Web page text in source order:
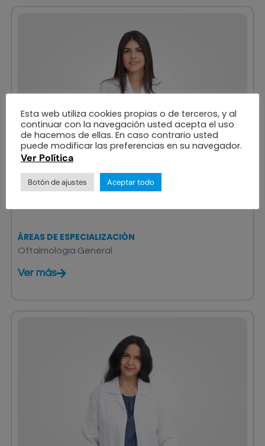
OFTALMÓLOGO
ÁREAS DE ESPECIALIZACIÓN
Oftalmología General
Ver más
Esta web utiliza cookies propias o de terceros, y al
continuar con la navegación usted acepta el uso
de hacemos de ellas. En caso contrario usted
puede modificar las preferencias en su navegador.
Ver Política
Botón de ajustes Aceptar todo